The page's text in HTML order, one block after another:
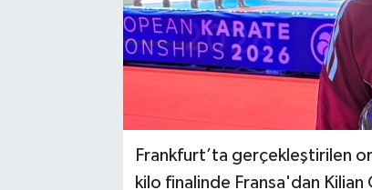
Frankfurt’ta gerçekleştirilen
kilo finalinde Fransa'dan Kilian